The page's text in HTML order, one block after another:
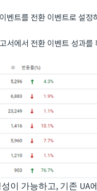
벤트를 전환 이벤트로 설정
서에서 전환 이벤트 성과를
이 가능하고, 기존